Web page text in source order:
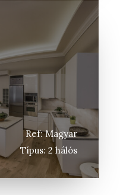
Ref: Magyar
Típus: 2 hálós